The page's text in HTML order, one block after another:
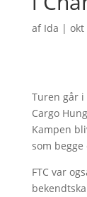
af Ida | okt
Turen går i
Cargo
Kampen
som
FTC var